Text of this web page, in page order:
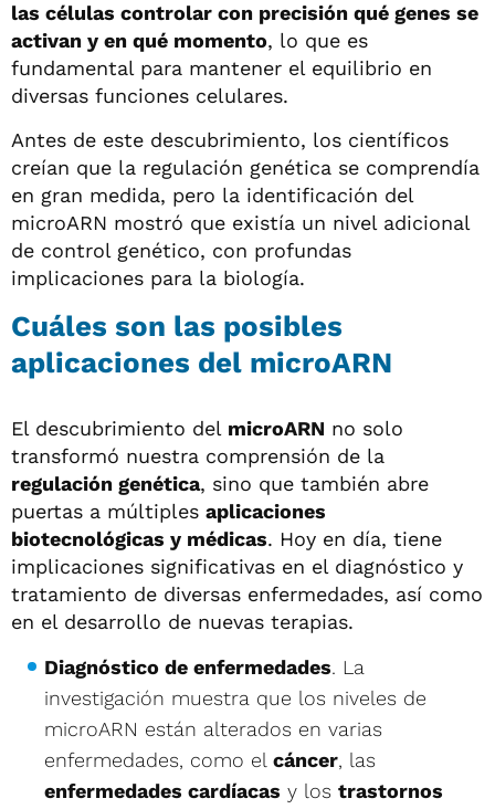
las células controlar con precisión qué genes se
activan y en qué momento, lo que es
fundamental para mantener el equilibrio en
diversas funciones celulares.
Antes de este descubrimiento, los científicos
creían que la regulación genética se comprendía
en gran medida, pero la identificación del
microARN mostró que existía un nivel adicional
de control genético, con profundas
implicaciones para la biología.
Cuáles son las posibles
aplicaciones del microARN
El descubrimiento del microARN no solo
transformó nuestra comprensión de la
regulación genética, sino que también abre
puertas a múltiples aplicaciones
biotecnológicas y médicas. Hoy en día, tiene
implicaciones significativas en el diagnóstico y
tratamiento de diversas enfermedades, así como
en el desarrollo de nuevas terapias.
Diagnóstico de enfermedades. La
investigación muestra que los niveles de
microARN están alterados en varias
enfermedades, como el cáncer, las
enfermedades cardíacas y los trastornos